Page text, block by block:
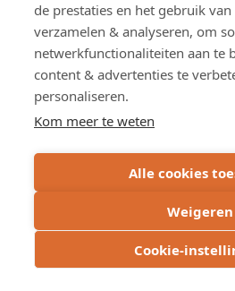
de prestaties en het gebruik
verzamelen & analyseren, om
netwerkfunctionaliteiten aan te
content & advertenties te
personaliseren.
Kom meer te weten
Alle cookies
Weigeren
Cookie-